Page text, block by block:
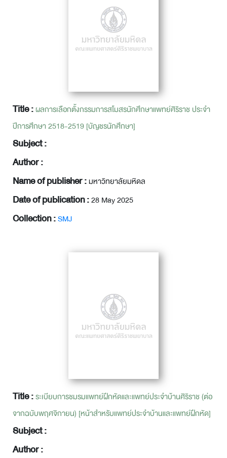
Title :ผลการเลือกตั้งกรรมการสโมสรนักศึกษาแพทย์ศิริราช ประจำ
ปีการศึกษา 2518-2519 [บัญชรนักศึกษา]
Subject :
Author :
Name of publisher :มหาวิทยาลัยมหิดล
Date of publication :28 May 2025
Collection :SMJ
Title :ระเบียบการชมรมแพทย์ฝึกหัดและแพทย์ประจำบ้านศิริราช (ต่อ
จากฉบับพฤศจิกายน) [หน้าสำหรับแพทย์ประจำบ้านและแพทย์ฝึกหัด]
Subject :
Author :